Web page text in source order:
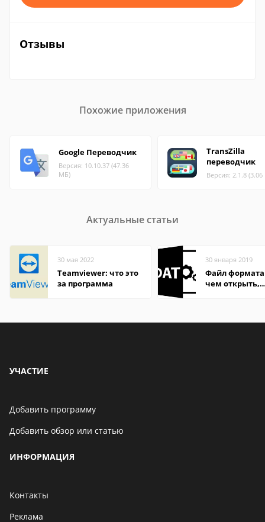
Отзывы
Похожие приложения
Google Переводчик
Версия: 10.10.37 (47.36
МБ)
TransZilla
переводчик
Версия: 2.1.8
Актуальные статьи
30 мая 2022
Teamviewer: что это
за программа
30 января 2019
Файл формата
чем открыть,
УЧАСТИЕ
Добавить программу
Добавить обзор или статью
ИНФОРМАЦИЯ
Контакты
Реклама